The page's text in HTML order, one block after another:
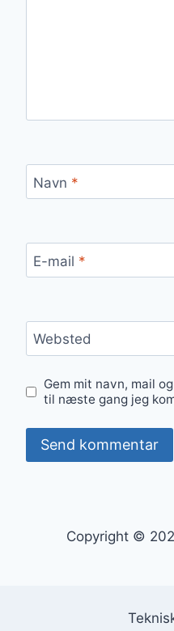
Navn *
E-mail *
Websted
Gem mit navn, mail
til næste gang jeg
Copyright ©